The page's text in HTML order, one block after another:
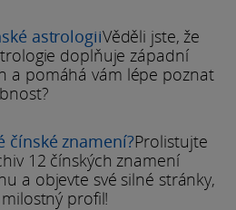
astrologiiVěděli jste, že
doplňuje západní
a pomáhá vám lépe poznat
čínské znamení?Prolistujte
12 čínských znamení
a objevte své silné stránky,
profil!